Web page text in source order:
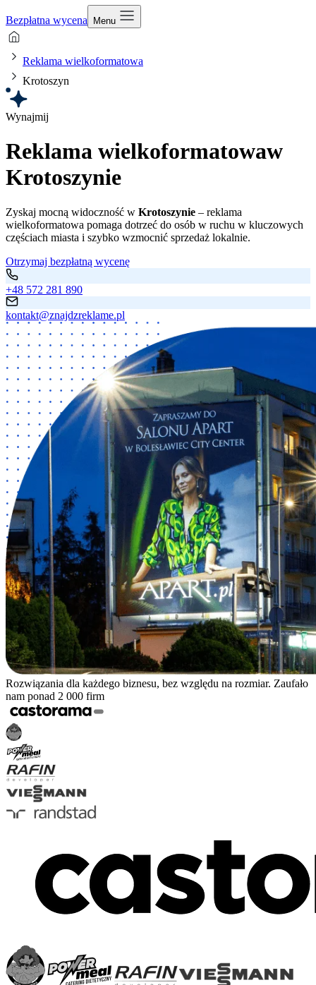
Bezpłatna wycena Menu
Reklama wielkoformatowa
Krotoszyn
Wynajmij
Reklama wielkoformatowaw
Krotoszynie
Zyskaj mocną widoczność w Krotoszynie – reklama
wielkoformatowa pomaga dotrzeć do osób w ruchu w kluczowych
częściach miasta i szybko wzmocnić sprzedaż lokalnie.
Otrzymaj bezpłatną wycenę
+48 572 281 890
kontakt@znajdzreklame.pl
Rozwiązania dla każdego biznesu, bez względu na rozmiar. Zaufało
nam ponad 2 000 firm